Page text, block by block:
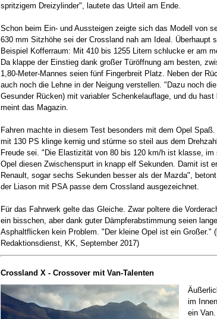
spritzigem Dreizylinder", lautete das Urteil am Ende.
Schon beim Ein- und Aussteigen zeigte sich das Modell von
630 mm Sitzhöhe sei der Crossland nah am Ideal. Überhaupt
Beispiel Kofferraum: Mit 410 bis 1255 Litern schlucke er am
Da klappe der Einstieg dank großer Türöffnung am besten,
1,80-Meter-Mannes seien fünf Fingerbreit Platz. Neben der
auch noch die Lehne in der Neigung verstellen. "Dazu noch
Gesunder Rücken) mit variabler Schenkelauflage, und du
meint das Magazin.
Fahren machte in diesem Test besonders mit dem Opel
mit 130 PS klinge kernig und stürme so steil aus dem
Freude sei. "Die Elastizität von 80 bis 120 km/h ist klasse,
Opel diesen Zwischenspurt in knapp elf Sekunden. Damit ist
Renault, sogar sechs Sekunden besser als der Mazda",
der Liason mit PSA passe dem Crossland ausgezeichnet.
Für das Fahrwerk gelte das Gleiche. Zwar poltere die
ein bisschen, aber dank guter Dämpferabstimmung seien
Asphaltflicken kein Problem. "Der kleine Opel ist ein Großer."
Redaktionsdienst, KK, September 2017)
Crossland X - Crossover mit Van-Talenten
im
ein